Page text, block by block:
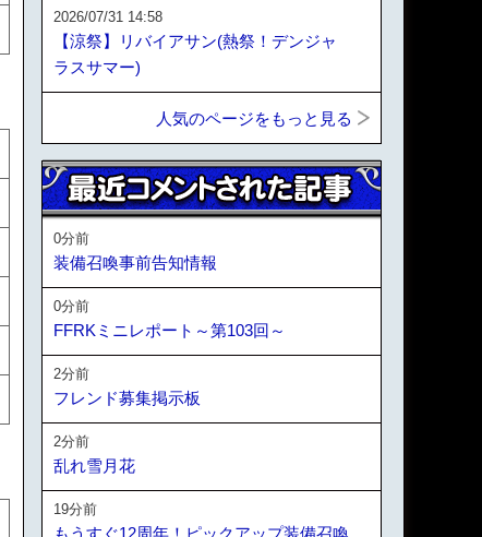
2026/07/31 14:58
【涼祭】リバイアサン(熱祭！デンジャ
ラスサマー)
人気のページをもっと見る
0分前
装備召喚事前告知情報
0分前
FFRKミニレポート～第103回～
2分前
フレンド募集掲示板
2分前
乱れ雪月花
19分前
もうすぐ12周年！ピックアップ装備召喚